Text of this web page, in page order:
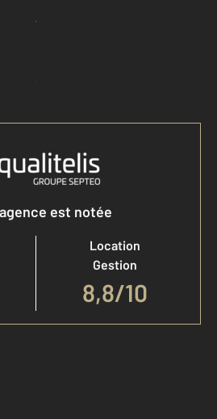
une estimation
à mon compte
est notée
Location
Gestion
8,8/10